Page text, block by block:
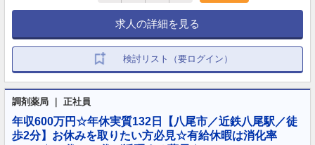
求人の詳細を見る
検討リスト（要ログイン）
調剤薬局 ｜ 正社員
年収600万円☆年休実質132日【八尾市／近鉄八尾駅／徒
歩2分】お休みを取りたい方必見☆有給休暇は消化率